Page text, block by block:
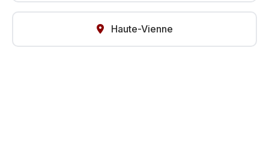
Haute-Vienne